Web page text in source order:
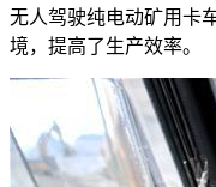
无人驾驶纯电动矿用卡
境，提高了生产效率。